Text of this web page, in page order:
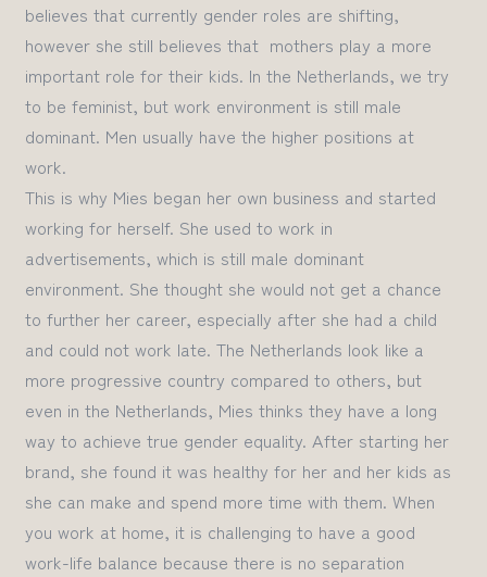
believes that currently gender roles are shifting,
however she still believes that mothers play a more
important role for their kids. In the Netherlands, we try
to be feminist, but work environmentis still male
dominant. Men usually have the higher positions at
work.
This is why Mies began her own business and started
working for herself. She used to work in
advertisements, which is still male dominant
environment. She thought she would not get a chance
to further her career, especially aftershe had a child
and could not work late. The Netherlands look like a
more progressive country compared to others, but
even in the Netherlands, Mies thinks they have a long
way to achieve true gender equality. After starting her
brand, she found it was healthy for her and her kids as
she can make and spend more time with them. When
you work at home, it is challenging to have a good
work-life balance because there is no separation